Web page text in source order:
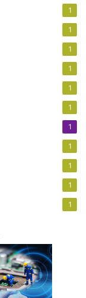
1
1
1
1
1
1
1
1
1
1
1